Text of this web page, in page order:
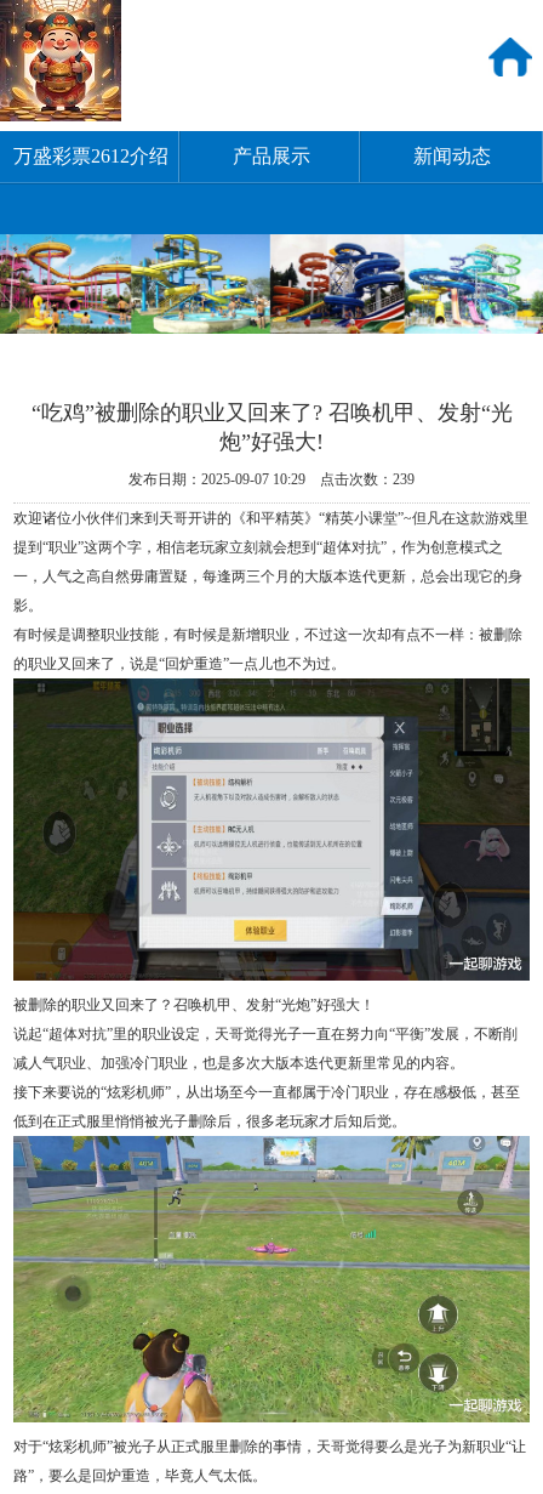
万盛彩票2612介绍 产品展示 新闻动态
“吃鸡”被删除的职业又回来了? 召唤机甲、发射“光
炮”好强大!
发布日期：2025-09-07 10:29 点击次数：239
欢迎诸位小伙伴们来到天哥开讲的《和平精英》“精英小课堂”~但凡在这款游戏里
提到“职业”这两个字，相信老玩家立刻就会想到“超体对抗”，作为创意模式之
一，人气之高自然毋庸置疑，每逢两三个月的大版本迭代更新，总会出现它的身
影。
有时候是调整职业技能，有时候是新增职业，不过这一次却有点不一样：被删除
的职业又回来了，说是“回炉重造”一点儿也不为过。
被删除的职业又回来了？召唤机甲、发射“光炮”好强大！
说起“超体对抗”里的职业设定，天哥觉得光子一直在努力向“平衡”发展，不断削
减人气职业、加强冷门职业，也是多次大版本迭代更新里常见的内容。
接下来要说的“炫彩机师”，从出场至今一直都属于冷门职业，存在感极低，甚至
低到在正式服里悄悄被光子删除后，很多老玩家才后知后觉。
对于“炫彩机师”被光子从正式服里删除的事情，天哥觉得要么是光子为新职业“让
路”，要么是回炉重造，毕竟人气太低。